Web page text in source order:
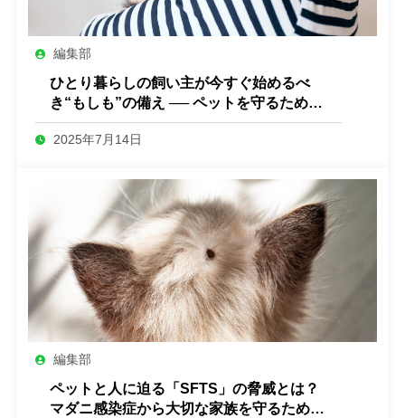
編集部
ひとり暮らしの飼い主が今すぐ始めるべ
き“もしも”の備え ── ペットを守るために
できること
2025年7月14日
編集部
ペットと人に迫る「SFTS」の脅威とは？
マダニ感染症から大切な家族を守るために